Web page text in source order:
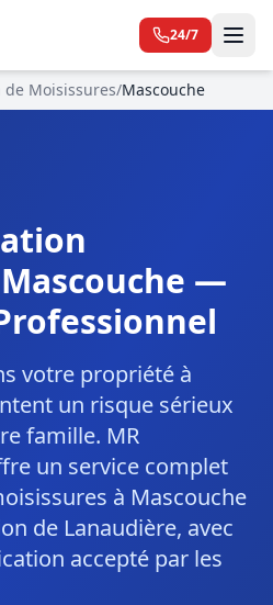
24/7
Moisissures/Mascouche
—
votre propriété à
un risque sérieux
famille. MR
un service complet
à Mascouche
de Lanaudière, avec
accepté par les